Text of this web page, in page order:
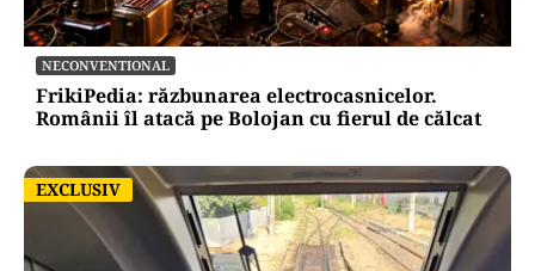
NECONVENTIONAL
FrikiPedia: răzbunarea electrocasnicelor.
Românii îl atacă pe Bolojan cu fierul de călcat
EXCLUSIV
EXCLUSIV